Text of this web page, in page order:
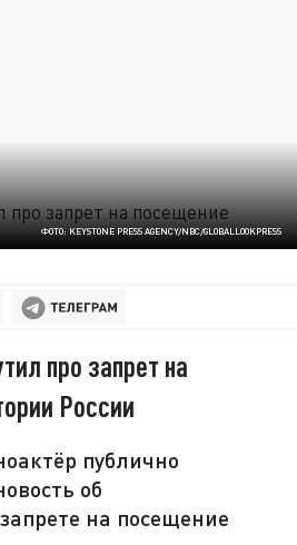
ФОТО: KEYSTONE PRESS AGENCY/NBC/GLOBALLOOKPRESS
про запрет на
России
публично
об
на посещение